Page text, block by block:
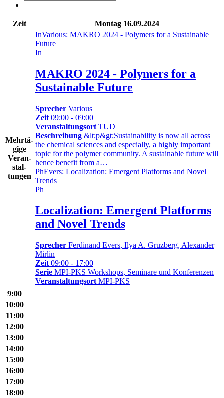
Zeit Montag 16.09.2024
Mehr­tä­
gige
Ver­an­
stal­
tungen
InVarious: MAKRO 2024 - Polymers for a Sustainable
Future
In
MAKRO 2024 - Polymers for a
Sustainable Future
Sprecher Various
Zeit 09:00 - 09:00
Veranstaltungsort TUD
Beschreibung &lt;p&gt;Sustainability is now all across
the chemical sciences and especially, a highly important
topic for the polymer community. A sustainable future will
hence benefit from a…
PhEvers: Localization: Emergent Platforms and Novel
Trends
Ph
Localization: Emergent Platforms
and Novel Trends
Sprecher Ferdinand Evers, Ilya A. Gruzberg, Alexander
Mirlin
Zeit 09:00 - 17:00
Serie MPI-PKS Workshops, Seminare und Konferenzen
Veranstaltungsort MPI-PKS
9:00
10:00
11:00
12:00
13:00
14:00
15:00
16:00
17:00
18:00